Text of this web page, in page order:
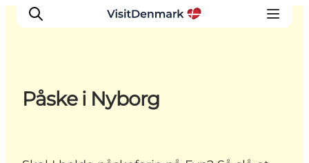
Oplevelser
Påske i Nyborg